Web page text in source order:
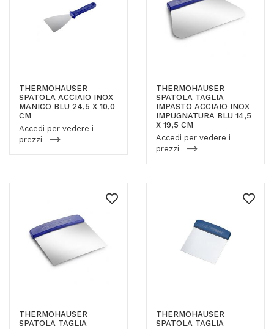
THERMOHAUSER
SPATOLA ACCIAIO INOX
MANICO BLU 24,5 X 10,0
CM
Accedi per vedere i
prezzi
THERMOHAUSER
SPATOLA TAGLIA
IMPASTO ACCIAIO INOX
IMPUGNATURA BLU 14,5
X 19,5 CM
Accedi per vedere i
prezzi
THERMOHAUSER
SPATOLA TAGLIA
THERMOHAUSER
SPATOLA TAGLIA